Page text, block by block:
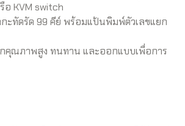
อ KVM switch
ะทัดรัด 99 คีย์ พร้อมแป้นพิมพ์ตัวเลขแยก
กคุณภาพสูง ทนทาน และออกแบบเพื่อการ